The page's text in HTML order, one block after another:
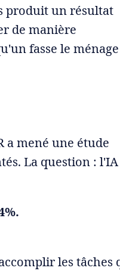
produit un résultat
de manière
fasse le ménage
a mené une étude
La question : l'IA
les tâches